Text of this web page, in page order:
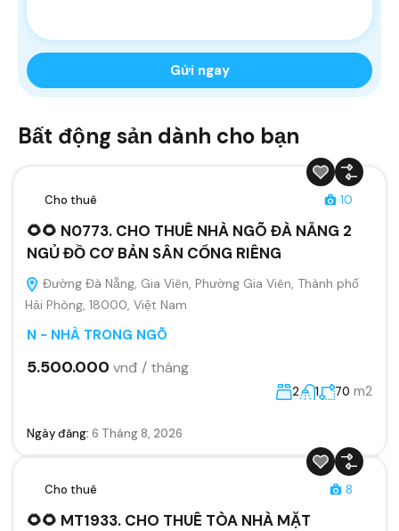
Bất động sản dành cho bạn
Cho thuê 10
🌻🌻 N0773. CHO THUÊ NHÀ NGÕ ĐÀ NẴNG 2
NGỦ ĐỒ CƠ BẢN SÂN CỔNG RIÊNG
Đường Đà Nẵng, Gia Viên, Phường Gia Viên, Thành phố
Hải Phòng, 18000, Việt Nam
N - NHÀ TRONG NGÕ
5.500.000 vnđ / tháng
2 1 70 m2
Ngày đăng: 6 Tháng 8, 2026
Cho thuê 8
🌻🌻 MT1933. CHO THUÊ TÒA NHÀ MẶT